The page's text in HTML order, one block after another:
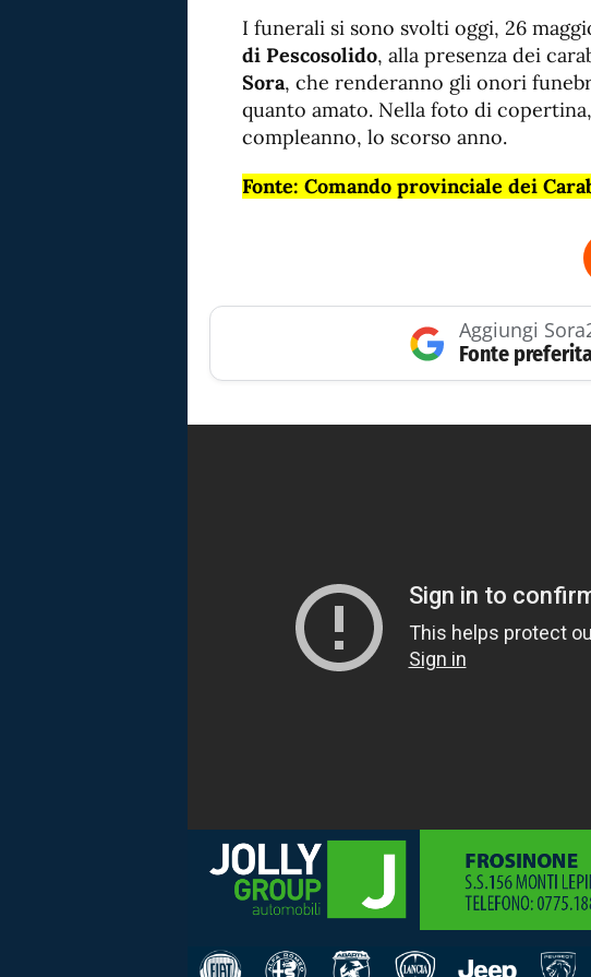
I funerali si sono svolti oggi, 26
di Pescosolido, alla presenza dei
Sora, che renderanno gli onori
quanto amato. Nella foto di
compleanno, lo scorso anno.
Fonte: Comando provinciale dei
Aggiungi
Fonte